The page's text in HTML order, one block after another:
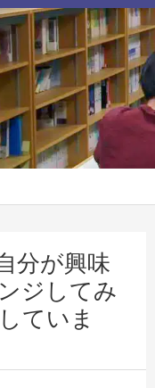
分が興味
ジしてみ
ていま